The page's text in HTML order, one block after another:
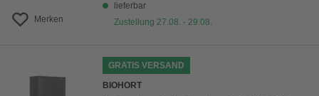
Merken
lieferbar
Zustellung 27.08. - 29.08.
GRATIS VERSAND
BIOHORT